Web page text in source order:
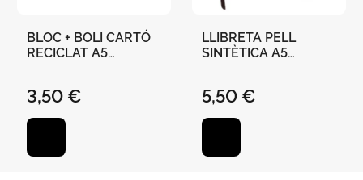
BLOC + BOLI CARTÓ
RECICLAT A5
CM - ROIG
3,50 €
LLIBRETA PELL
SINTÈTICA A5
BLANA ELÀSTIC
100H RATLLES 14,5 X
21CM MAR
5,50 €